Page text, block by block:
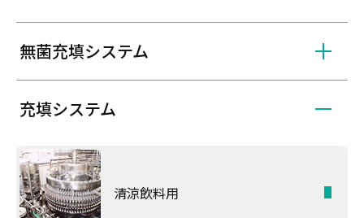
無菌充填システム
充填システム
清涼飲料用